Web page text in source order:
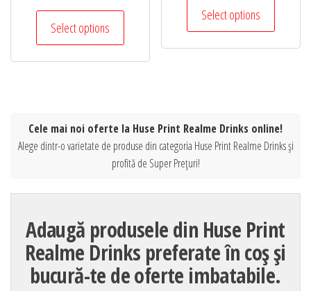
Select options
Select options
Cele mai noi oferte la Huse Print Realme Drinks online!
Alege dintr-o varietate de produse din categoria Huse Print Realme Drinks și
profită de Super Prețuri!
Adaugă produsele din Huse Print
Realme Drinks preferate în coș și
bucură-te de oferte imbatabile.